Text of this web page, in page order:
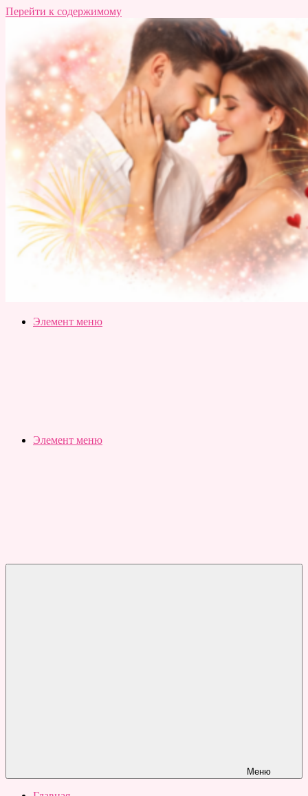
Перейти к содержимому
Slubovju.ru
Бесплатные
Элемент меню
Элемент меню
Меню